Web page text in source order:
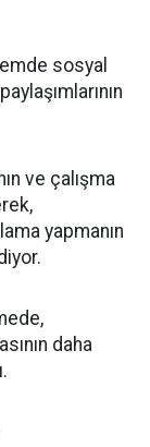
sosyal
ve çalışma
yapmanın
daha